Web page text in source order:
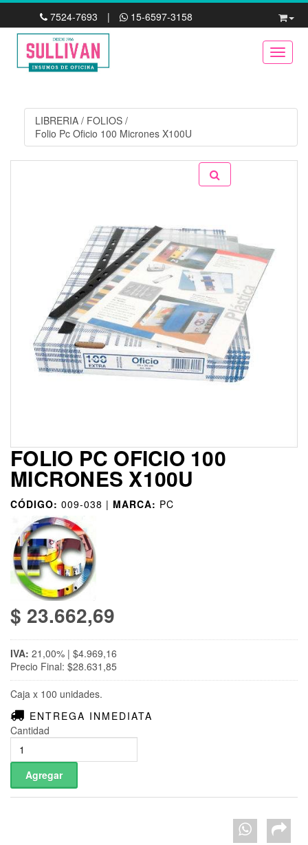
7524-7693 | 15-6597-3158
LIBRERIA / FOLIOS /
Folio Pc Oficio 100 Micrones X100U
FOLIO PC OFICIO 100
MICRONES X100U
CÓDIGO: 009-038 | MARCA: PC
$ 23.662,69
IVA: 21,00% | $4.969,16
Precio Final: $28.631,85
Caja x 100 unidades.
ENTREGA INMEDIATA
Cantidad